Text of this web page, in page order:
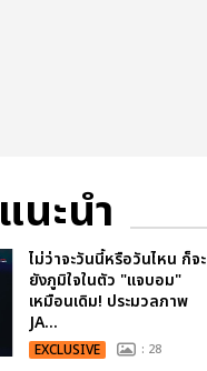
แนะนำ
ไม่ว่าจะวันนี้หรือวันไหน ก็จะ
ยังภูมิใจในตัว "แจบอม"
เหมือนเดิม! ประมวลภาพ
JA...
EXCLUSIVE : 28